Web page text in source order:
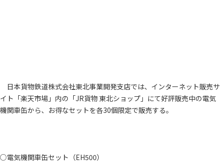
日本貨物鉄道株式会社東北事業開発支店では、インターネット販売サ
イト「楽天市場」内の「JR貨物 東北ショップ」にて好評販売中の電気
機関車缶から、お得なセットを各30個限定で販売する。
○電気機関車缶セット（EH500）